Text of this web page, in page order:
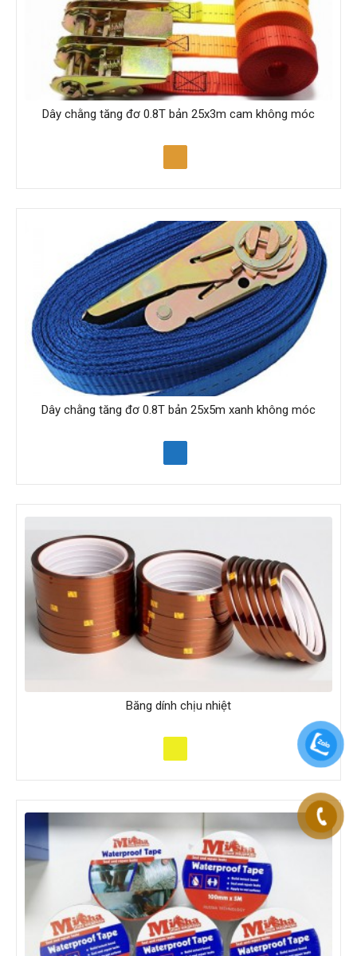
Dây chằng tăng đơ 0.8T bản 25x3m cam không móc
Dây chằng tăng đơ 0.8T bản 25x5m xanh không móc
Băng dính chịu nhiệt